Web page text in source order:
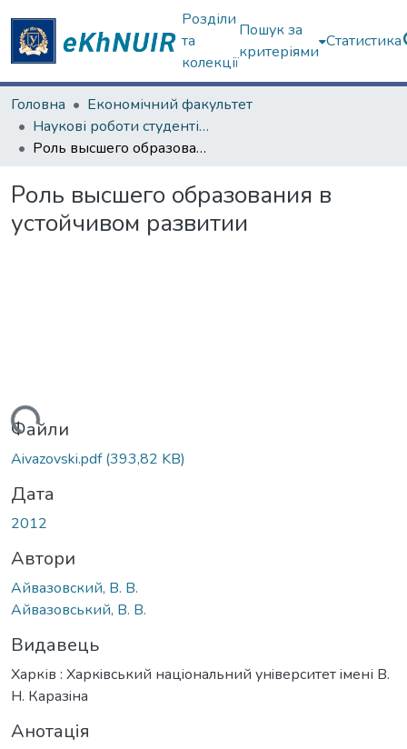
Розділи
та
колекції
Пошук за
критеріями
Статистика
Головна
Економічний факультет
Наукові роботи студентів та аспірантів. Економічний факультет
Роль высшего образования в устойчивом развитии
Роль высшего образования в
устойчивом развитии
Файли
Aivazovski.pdf(393,82 KB)
Дата
2012
Автори
Айвазовский, В. В.
Айвазовський, В. В.
Видавець
Харків : Харкiвський нацiональний унiверситет iмені В.
Н. Каразiна
Анотація